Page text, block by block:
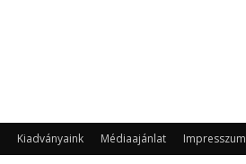
Kiadványaink Médiaajánlat Impresszum